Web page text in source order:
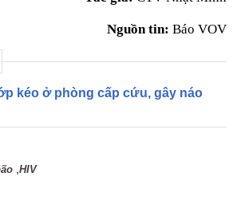
Nguồn tin: Báo VOV
kéo ở phòng cấp cứu, gây náo
,HIV